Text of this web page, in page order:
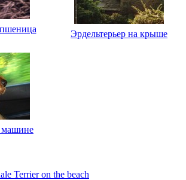
Эрдельтерьер на крыше
машине
Terrier on the beach